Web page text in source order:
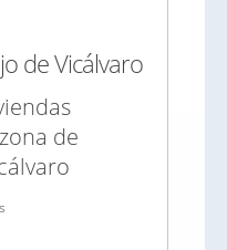
de Vicálvaro
de